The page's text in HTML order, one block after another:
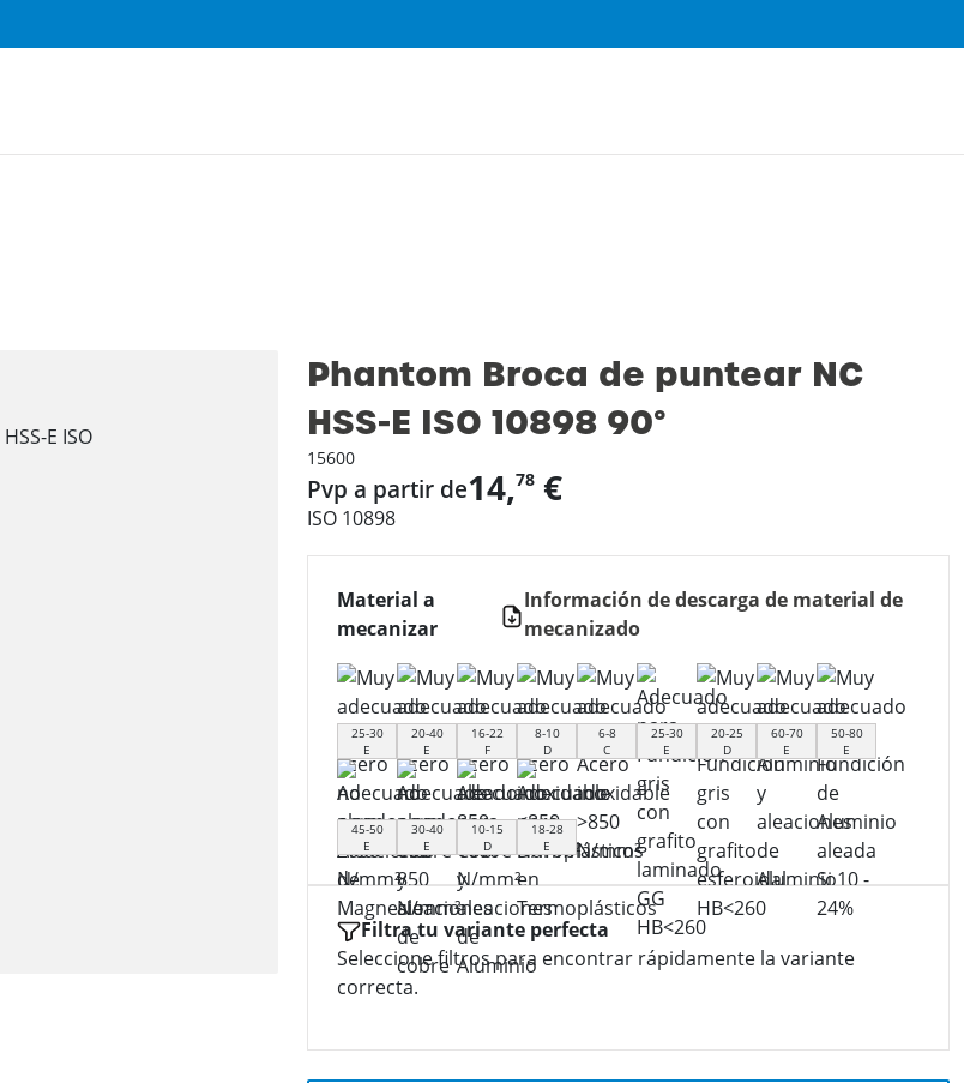
Phantom Broca de puntear NC
HSS-E ISO 10898 90°
15600
Pvp a partir de14,78 €
ISO 10898
Material a
mecanizar
Información de descarga de material de
mecanizado
25-30
E
20-40
E
16-22
F
8-10
D
6-8
C
25-30
E
20-25
D
60-70
E
50-80
E
45-50
E
30-40
E
10-15
D
18-28
E
Filtra tu variante perfecta
Seleccione filtros para encontrar rápidamente la variante
correcta.